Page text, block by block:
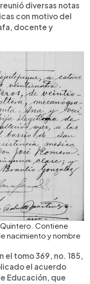
diversas notas
con motivo del
docente y
Contiene
nacimiento y nombre
el tomo 369, no. 185,
el acuerdo
Educación, que